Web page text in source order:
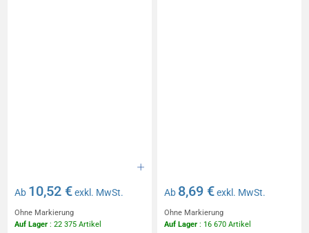
Ab 10,52 €exkl. MwSt.
Ohne Markierung
Auf Lager : 22 375 Artikel
Ab 8,69 €exkl. MwSt.
Ohne Markierung
Auf Lager : 16 670 Artikel